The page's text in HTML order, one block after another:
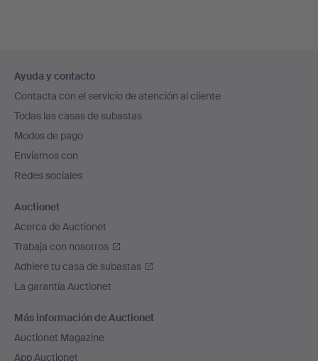
en
el
pie
de
página
Ayuda y contacto
Contacta con el servicio de atención al cliente
Todas las casas de subastas
Modos de pago
Enviamos con
Redes sociales
Auctionet
Acerca de Auctionet
Trabaja con nosotros
Adhiere tu casa de subastas
La garantía Auctionet
Más información de Auctionet
Auctionet Magazine
App Auctionet